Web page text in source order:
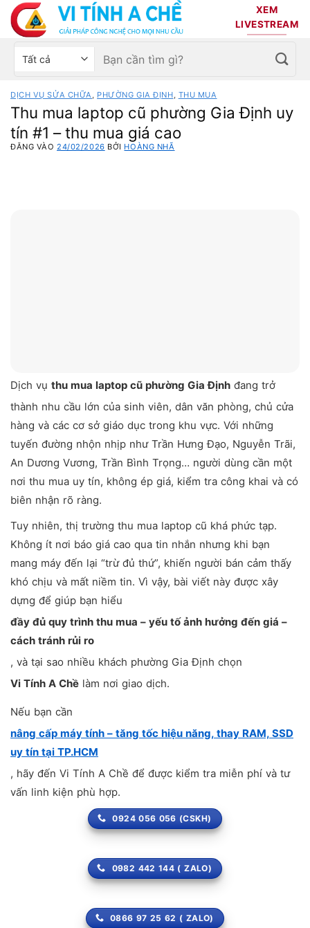
Bỏ
qua
nội
dung
XEM
LIVESTREAM
Chọn
sản
phẩm
Tìm
kiếm:
DỊCH VỤ SỬA CHỮA PHƯỜNG GIA ĐỊNH THU MUA
Thu mua laptop cũ phường Gia Định uy
tín #1 – thu mua giá cao
ĐĂNG VÀO24/02/2026 BỞI HOÀNG NHÃ
Dịch vụ thu mua laptop cũ phường Gia Định đang trở
thành nhu cầu lớn của sinh viên, dân văn phòng, chủ cửa
hàng và các cơ sở giáo dục trong khu vực. Với những
tuyến đường nhộn nhịp như Trần Hưng Đạo, Nguyễn Trãi,
An Dương Vương, Trần Bình Trọng… người dùng cần một
nơi thu mua uy tín, không ép giá, kiểm tra công khai và có
biên nhận rõ ràng.
Tuy nhiên, thị trường thu mua laptop cũ khá phức tạp.
Không ít nơi báo giá cao qua tin nhắn nhưng khi bạn
mang máy đến lại “trừ đủ thứ”, khiến người bán cảm thấy
khó chịu và mất niềm tin. Vì vậy, bài viết này được xây
dựng để giúp bạn hiểu
đầy đủ quy trình thu mua – yếu tố ảnh hưởng đến giá –
cách tránh rủi ro
, và tại sao nhiều khách phường Gia Định chọn
Vi Tính A Chề làm nơi giao dịch.
Nếu bạn cần
nâng cấp máy tính – tăng tốc hiệu năng, thay RAM, SSD
uy tín tại TP.HCM
, hãy đến Vi Tính A Chề để được kiểm tra miễn phí và tư
vấn linh kiện phù hợp.
0924 056 056 (CSKH)
0982 442 144 ( ZALO)
0866 97 25 62 ( ZALO)